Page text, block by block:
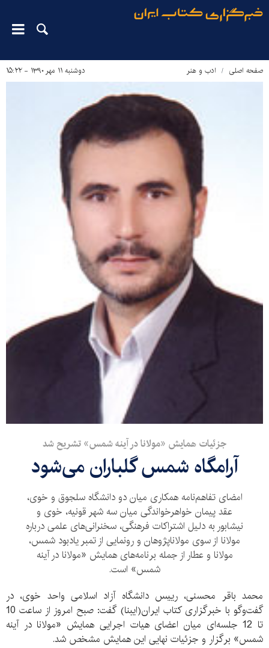
صفحه اصلی ادب و هنر دوشنبه ۱۱ مهر ۱۳۹۰ - ۱۵:۲۲
جزئیات همایش «مولانا در آینه شمس» تشریح شد
آرامگاه شمس گلباران می‌شود
امضای تفاهم‌نامه همکاری میان دو دانشگاه سلجوق و خوی،
عقد پیمان خواهرخواندگی میان سه شهر قونیه، خوی و
نیشابور به دلیل اشتراکات فرهنگی، سخنرانی‌های علمی درباره
مولانا از سوی مولاناپژوهان و رونمایی از تمبر یادبود شمس،
مولانا و عطار از جمله برنامه‌های همایش «مولانا در آینه
شمس» است.
محمد باقر محسنی، رییس دانشگاه آزاد اسلامی واحد خوی، در
گفت‌و‌گو با خبرگزاری کتاب ایران(ایبنا) گفت: صبح امروز از ساعت 10
تا 12 جلسه‌ای میان اعضای هیات اجرایی همایش «مولانا در آینه
شمس» برگزار و جزئیات نهایی این همایش مشخص شد.